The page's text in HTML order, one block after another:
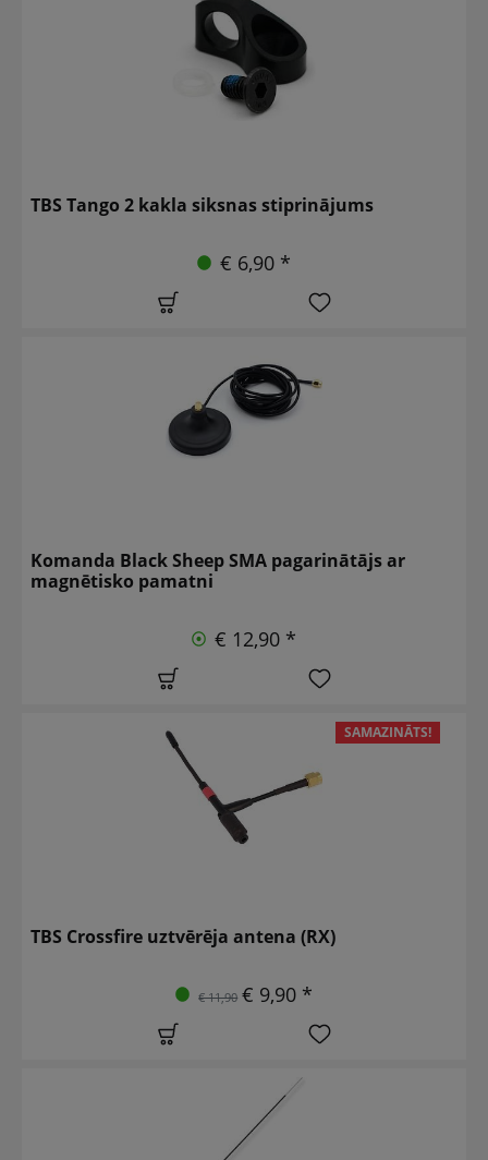
TBS Tango 2 kakla siksnas stiprinājums
€ 6,90 *
Komanda Black Sheep SMA pagarinātājs ar
magnētisko pamatni
€ 12,90 *
SAMAZINĀTS!
TBS Crossfire uztvērēja antena (RX)
€ 11,90 € 9,90 *